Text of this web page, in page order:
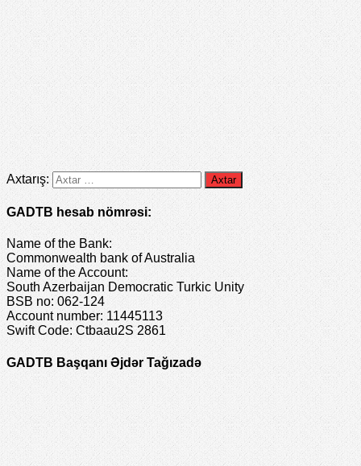
Axtarış:
GADTB hesab nömrəsi:
Name of the Bank:
Commonwealth bank of Australia
Name of the Account:
South Azerbaijan Democratic Turkic Unity
BSB no: 062-124
Account number: 11445113
Swift Code: Ctbaau2S 2861
GADTB Başqanı Əjdər Tağızadə